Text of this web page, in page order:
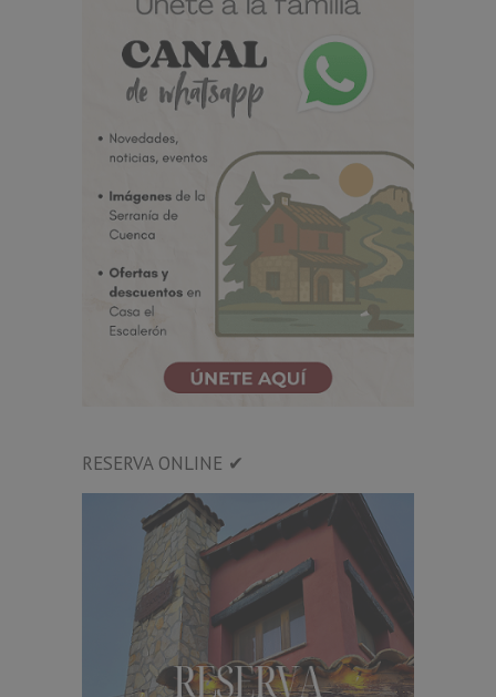
RESERVA ONLINE ✔